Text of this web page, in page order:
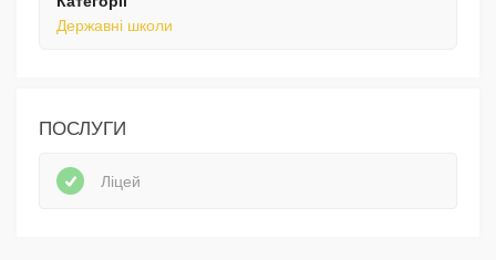
Державні школи
ПОСЛУГИ
Ліцей